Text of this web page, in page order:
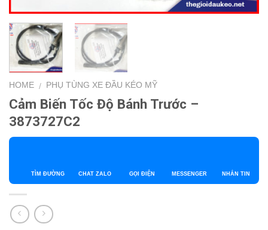
HOME / PHỤ TÙNG XE ĐẦU KÉO MỸ
Cảm Biến Tốc Độ Bánh Trước –
3873727C2
TÌM ĐƯỜNG CHAT ZALO GỌI ĐIỆN MESSENGER NHẮN TIN